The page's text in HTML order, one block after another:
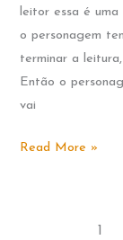
leitor essa é
o personagem
terminar a
Então o
vai
NÃO
Read More »